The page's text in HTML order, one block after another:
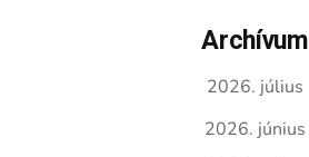
Archívum
2026. július
2026. június